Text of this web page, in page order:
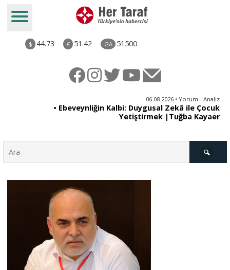
$ 44.73 € 51.42 GA 51500
06.08.2026 • Yorum - Analiz
• Ebeveynliğin Kalbi: Duygusal Zekâ ile Çocuk
Yetiştirmek |Tuğba Kayaer
Derkenar
Sivil Toplum